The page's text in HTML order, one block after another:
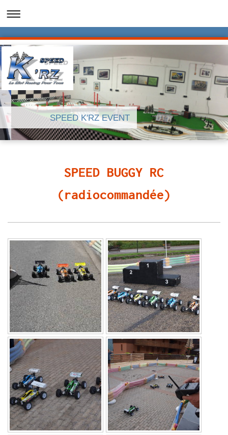
SPEED K'RZ EVENT
SPEED BUGGY RC
(radiocommandée)